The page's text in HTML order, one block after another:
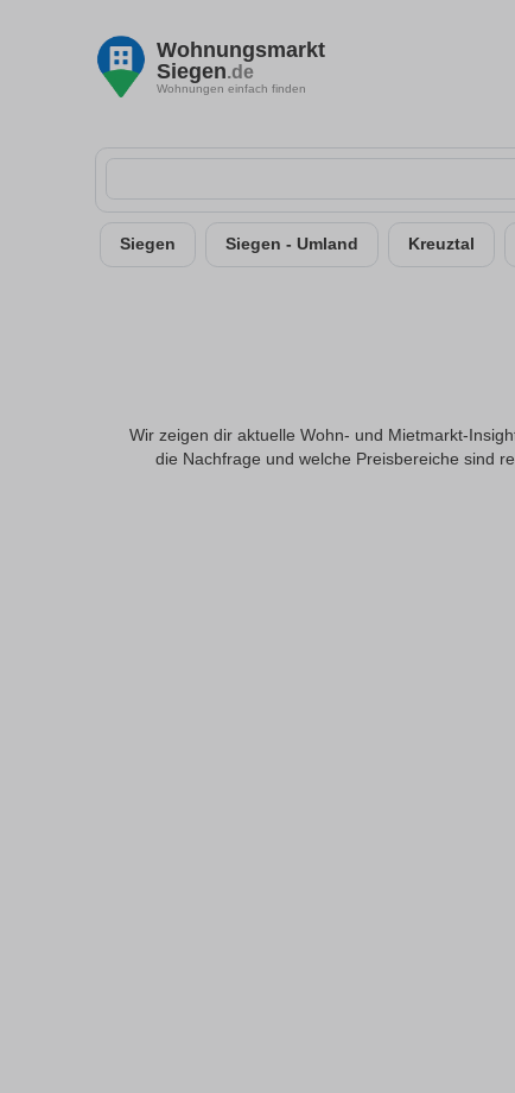
Wohnungsmarkt
Siegen.de
Wohnungen einfach finden
Siegen Siegen - Umland Kreuztal
Wir zeigen dir aktuelle Wohn- und Mietmarkt-
die Nachfrage und welche Preisbereiche sind